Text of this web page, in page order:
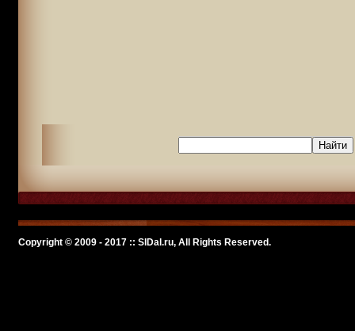
Copyright © 2009 - 2017 :: SlDal.ru, All Rights Reserved.